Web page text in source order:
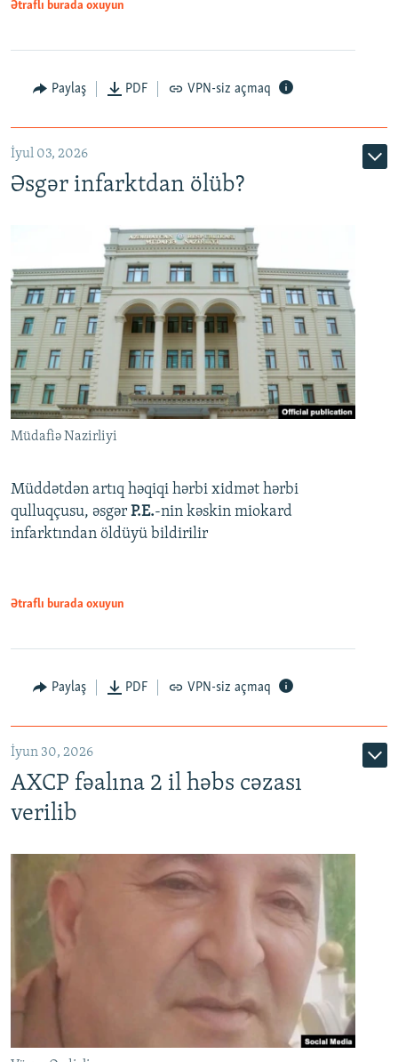
Auto 240p 360p 480p
720p 1080p
Ətraflı burada oxuyun
Paylaş PDF VPN-siz açmaq
İyul 03, 2026
Əsgər infarktdan ölüb?
Müdafiə Nazirliyi
Müddətdən artıq həqiqi hərbi xidmət hərbi
qulluqçusu, əsgər P.E.-nin kəskin miokard
infarktından öldüyü bildirilir
Ətraflı burada oxuyun
Paylaş PDF VPN-siz açmaq
İyun 30, 2026
AXCP fəalına 2 il həbs cəzası
verilib